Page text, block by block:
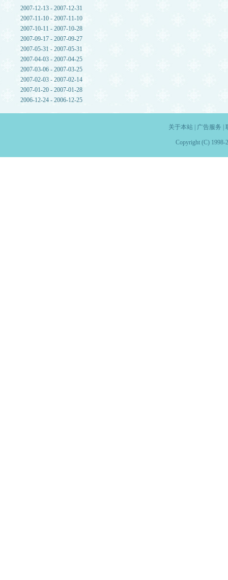
2007-12-13 - 2007-12-31
2007-11-10 - 2007-11-10
2007-10-11 - 2007-10-28
2007-09-17 - 2007-09-27
2007-05-31 - 2007-05-31
2007-04-03 - 2007-04-25
2007-03-06 - 2007-03-25
2007-02-03 - 2007-02-14
2007-01-20 - 2007-01-28
2006-12-24 - 2006-12-25
关于本站| 广告服务
Copyright (C) 1998-